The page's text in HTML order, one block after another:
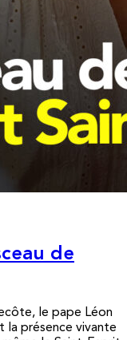
de
le pape Léon
la présence vivante